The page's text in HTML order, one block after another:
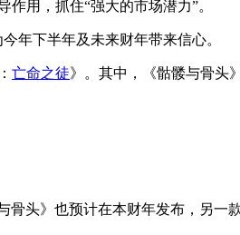
用，抓住“强大的市场潜力”。
年下半年及未来财年带来信心。
亡命之徒》。其中，《骷髅与骨头
骨头》也预计在本财年发布，另一